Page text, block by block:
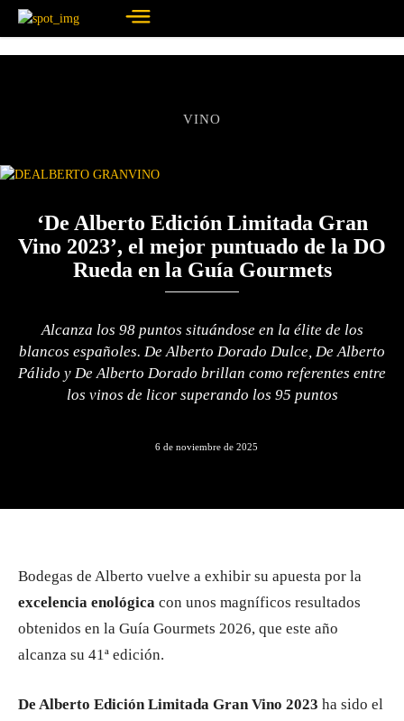
VINO
‘De Alberto Edición Limitada Gran
Vino 2023’, el mejor puntuado de la DO
Rueda en la Guía Gourmets
Alcanza los 98 puntos situándose en la élite de los
blancos españoles. De Alberto Dorado Dulce, De Alberto
Pálido y De Alberto Dorado brillan como referentes entre
los vinos de licor superando los 95 puntos
6 de noviembre de 2025
Bodegas de Alberto vuelve a exhibir su apuesta por la
excelencia enológica con unos magníficos resultados
obtenidos en la Guía Gourmets 2026, que este año
alcanza su 41ª edición.
De Alberto Edición Limitada Gran Vino 2023 ha sido el